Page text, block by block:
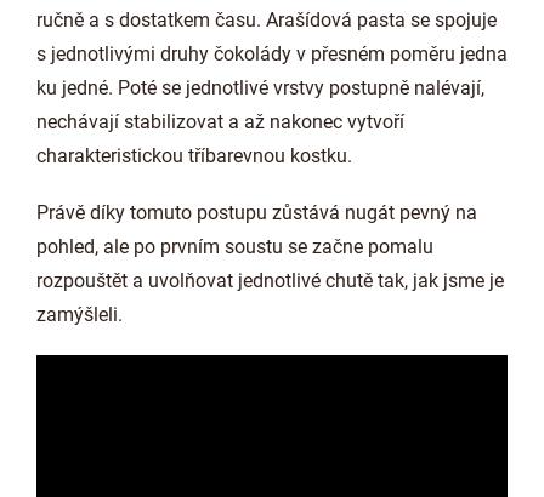
ručně a s dostatkem času. Arašídová pasta se spojuje
s jednotlivými druhy čokolády v přesném poměru jedna
ku jedné. Poté se jednotlivé vrstvy postupně nalévají,
nechávají stabilizovat a až nakonec vytvoří
charakteristickou tříbarevnou kostku.
Právě díky tomuto postupu zůstává nugát pevný na
pohled, ale po prvním soustu se začne pomalu
rozpouštět a uvolňovat jednotlivé chutě tak, jak jsme je
zamýšleli.